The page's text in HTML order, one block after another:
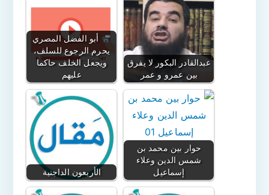
أبو الفضل المصري
يحرم الرجوع للسلف،
ويجعل الخلف حاكما
عليهم
عبدالقادر البكور لا يفرق
بين عمرو و عمر
الأربعون الداجنية
حوار بين محمد بن
شمس الدين وعلاء
إسماعيل